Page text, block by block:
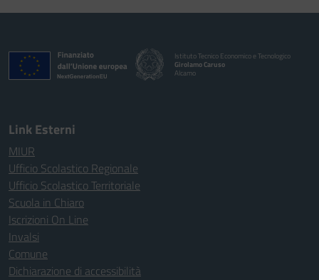
Istituto Tecnico Economico e Tecnologico
Girolamo Caruso
Alcamo
Link Esterni
MIUR
Ufficio Scolastico Regionale
Ufficio Scolastico Territoriale
Scuola in Chiaro
Iscrizioni On Line
Invalsi
Comune
Dichiarazione di accessibilità